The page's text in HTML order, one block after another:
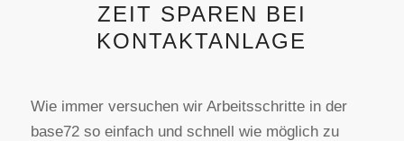
ZEIT SPAREN BEI
KONTAKTANLAGE
Wie immer versuchen wir Arbeitsschritte in der
base72 so einfach und schnell wie möglich zu